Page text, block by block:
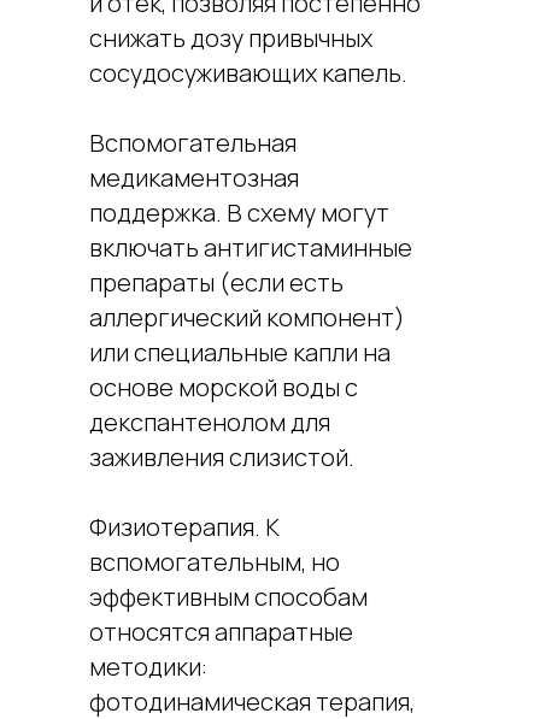
снижать дозу привычных
сосудосуживающих капель.
Вспомогательная
медикаментозная
поддержка. В схему могут
включать антигистаминные
препараты (если есть
аллергический компонент)
или специальные капли на
основе морской воды с
декспантенолом для
заживления слизистой.
Физиотерапия. К
вспомогательным, но
эффективным способам
относятся аппаратные
методики:
фотодинамическая терапия,